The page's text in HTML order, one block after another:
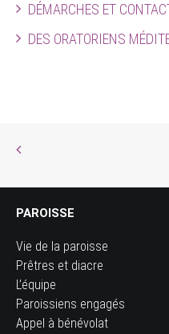
DÉMARCHES ET
DES ORATORIENS
PAROISSE
Vie de la paroisse
Prêtres et diacre
L’équipe
Paroissiens engagés
Appel à bénévolat